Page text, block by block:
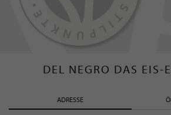
DEL NEGRO DAS EIS-
ADRESSE